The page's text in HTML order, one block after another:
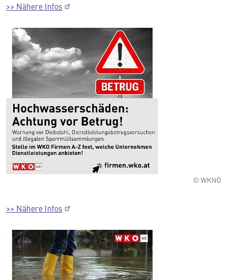
>> Nähere Infos
© WKNÖ
>> Nähere Infos